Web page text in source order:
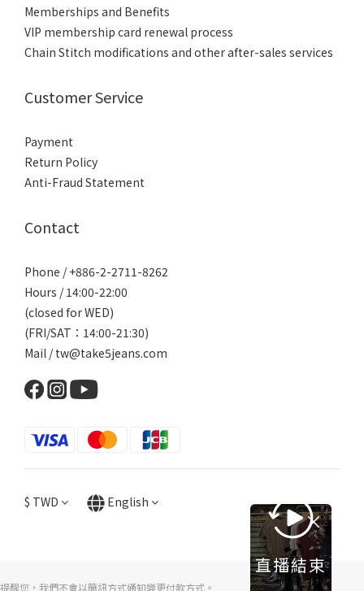
Memberships and Benefits
VIP membership card renewal process
Chain Stitch modifications and other after-sales services
Customer Service
Payment
Return Policy
Anti-Fraud Statement
Contact
Phone / +886-2-2711-8262
Hours / 14:00-22:00
(closed for WED)
(FRI/SAT：14:00-21:30)
Mail / tw@take5jeans.com
$ TWD English
提醒您，我們不會以簡訊方式通知變更付款方式。
直播結束